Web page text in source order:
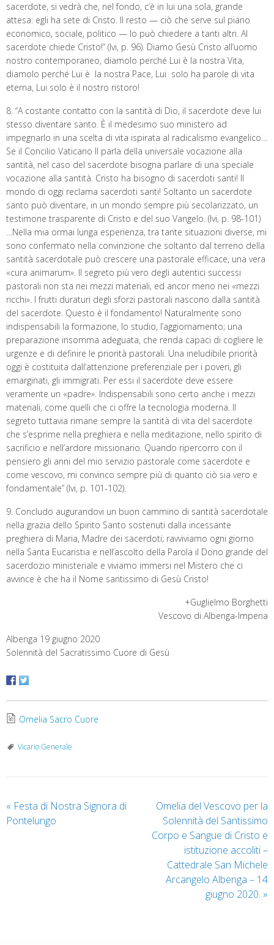
sacerdote, si vedrà che, nel fondo, c’è in lui una sola, grande
attesa: egli ha sete di Cristo. Il resto — ciò che serve sul piano
economico, sociale, politico — lo può chiedere a tanti altri. Al
sacerdote chiede Cristo!” (Ivi, p. 96). Diamo Gesù Cristo all’uomo
nostro contemporaneo, diamolo perché Lui è la nostra Vita,
diamolo perché Lui è la nostra Pace, Lui solo ha parole di vita
eterna, Lui solo è il nostro ristoro!
8. “A costante contatto con la santità di Dio, il sacerdote deve lui
stesso diventare santo. È il medesimo suo ministero ad
impegnarlo in una scelta di vita ispirata al radicalismo evangelico…
Se il Concilio Vaticano II parla della universale vocazione alla
santità, nel caso del sacerdote bisogna parlare di una speciale
vocazione alla santità. Cristo ha bisogno di sacerdoti santi! Il
mondo di oggi reclama sacerdoti santi! Soltanto un sacerdote
santo può diventare, in un mondo sempre più secolarizzato, un
testimone trasparente di Cristo e del suo Vangelo. (Ivi, p. 98-101)
…Nella mia ormai lunga esperienza, tra tante situazioni diverse, mi
sono confermato nella convinzione che soltanto dal terreno della
santità sacerdotale può crescere una pastorale efficace, una vera
«cura animarum». Il segreto più vero degli autentici successi
pastorali non sta nei mezzi materiali, ed ancor meno nei «mezzi
ricchi». I frutti duraturi degli sforzi pastorali nascono dalla santità
del sacerdote. Questo è il fondamento! Naturalmente sono
indispensabili la formazione, lo studio, l’aggiornamento; una
preparazione insomma adeguata, che renda capaci di cogliere le
urgenze e di definire le priorità pastorali. Una ineludibile priorità
oggi è costituita dall’attenzione preferenziale per i poveri, gli
emarginati, gli immigrati. Per essi il sacerdote deve essere
veramente un «padre». Indispensabili sono certo anche i mezzi
materiali, come quelli che ci offre la tecnologia moderna. Il
segreto tuttavia rimane sempre la santità di vita del sacerdote
che s’esprime nella preghiera e nella meditazione, nello spirito di
sacrificio e nell’ardore missionario. Quando ripercorro con il
pensiero gli anni del mio servizio pastorale come sacerdote e
come vescovo, mi convinco sempre più di quanto ciò sia vero e
fondamentale” (Ivi, p. 101-102).
9. Concludo augurandovi un buon cammino di santità sacerdotale
nella grazia dello Spirito Santo sostenuti dalla incessante
preghiera di Maria, Madre dei sacerdoti; ravviviamo ogni giorno
nella Santa Eucaristia e nell’ascolto della Parola il Dono grande del
sacerdozio ministeriale e viviamo immersi nel Mistero che ci
avvince è che ha il Nome santissimo di Gesù Cristo!
+Guglielmo Borghetti
Vescovo di Albenga-Imperia
Albenga 19 giugno 2020
Solennità del Sacratissimo Cuore di Gesù
Omelia Sacro Cuore
Vicario Generale
« Festa di Nostra Signora di
Pontelungo
Omelia del Vescovo per la
Solennità del Santissimo
Corpo e Sangue di Cristo e
istituzione accoliti –
Cattedrale San Michele
Arcangelo Albenga – 14
giugno 2020. »